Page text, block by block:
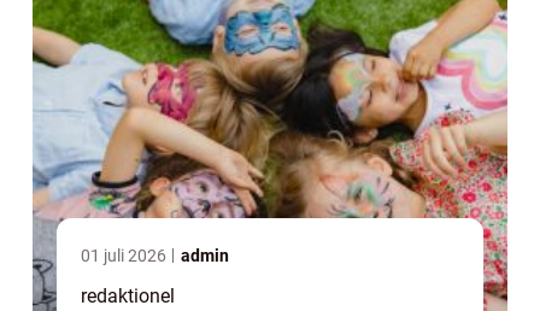
01 juli 2026 admin
redaktionel